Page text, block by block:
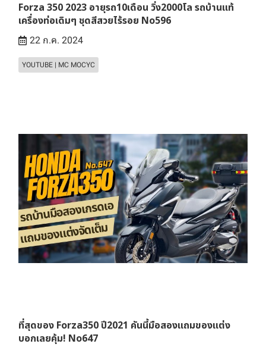
Forza 350 2023 อายุรถ10เดือน วิ่ง2000โล รถบ้านแท้
เครื่องท่อเดิมๆ ชุดสีสวยไร้รอย No596
22 ก.ค. 2024
YOUTUBE | MC MOCYC
ที่สุดของ Forza350 ปี2021 คันนี้มือสองแถมของแต่ง
บอกเลยคุ้ม! No647